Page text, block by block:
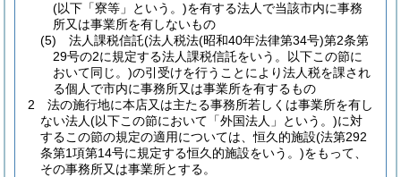
(以下「寮等」という。)を有する法人で当該市内に事務
所又は事業所を有しないもの
(5)
法人課税信託(法人税法(昭和40年法律第34号)第2条第
29号の2に規定する法人課税信託をいう。以下この節に
おいて同じ。)の引受けを行うことにより法人税を課され
る個人で市内に事務所又は事業所を有するもの
2
法の施行地に本店又は主たる事務所若しくは事業所を有し
ない法人(以下この節において「外国法人」という。)に対
するこの節の規定の適用については、恒久的施設(法第292
条第1項第14号に規定する恒久的施設をいう。)をもって、
その事務所又は事業所とする。